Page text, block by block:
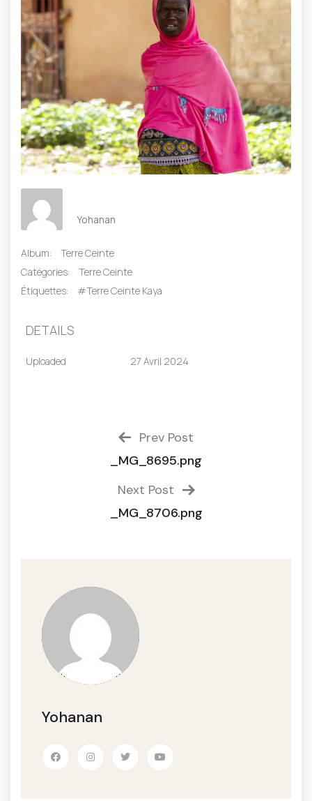
Yohanan
Album:
Terre Ceinte
Catégories:
Terre Ceinte
Étiquettes:
#Terre Ceinte Kaya
DETAILS
Uploaded 27 Avril 2024
Prev Post
_MG_8695.png
Next Post
_MG_8706.png
Yohanan